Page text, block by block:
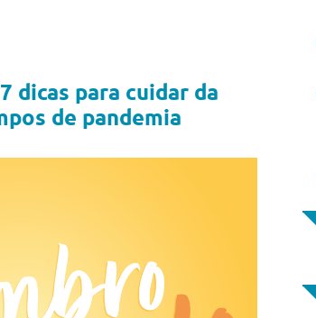
dicas para cuidar da
de pandemia